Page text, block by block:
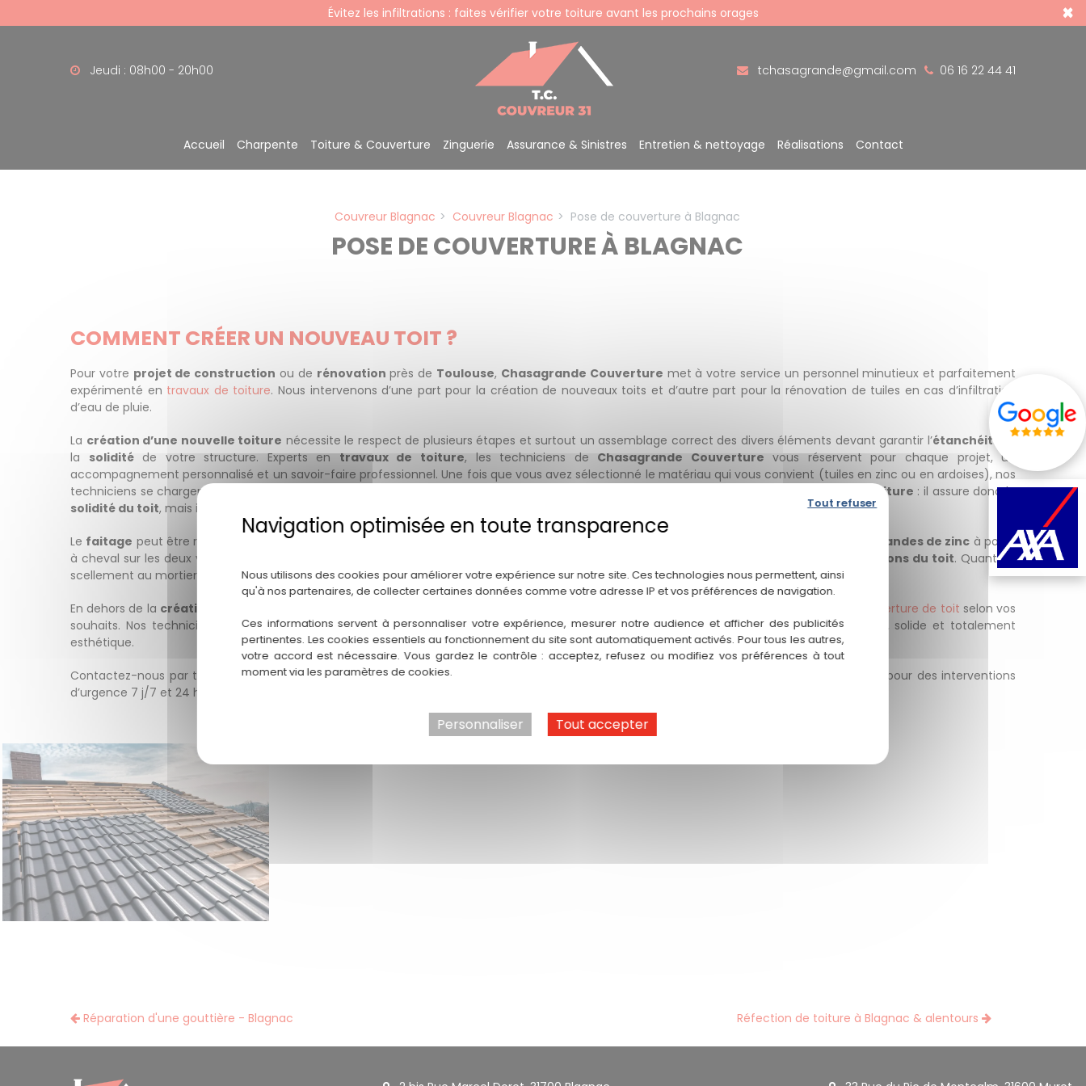
Évitez les infiltrations : faites vérifier votre toiture avant les prochains orages ×
Jeudi : 08h00 - 20h00 tchasagrande@gmail.com 06 16 22 44 41
Accueil Charpente Toiture & Couverture Zinguerie Assurance & Sinistres Entretien & nettoyage Réalisations Contact
Couvreur Blagnac Couvreur Blagnac Pose de couverture à Blagnac
POSE DE COUVERTURE À BLAGNAC
COMMENT CRÉER UN NOUVEAU TOIT ?
Pour votre projet de construction ou de rénovation près de Toulouse, Chasagrande Couverture met à votre service un personnel minutieux et parfaitement
expérimenté en travaux de toiture. Nous intervenons d’une part pour la création de nouveaux toits et d’autre part pour la rénovation de tuiles en cas d’infiltration
d’eau de pluie.
La création d’une nouvelle toiture nécessite le respect de plusieurs étapes et surtout un assemblage correct des divers éléments devant garantir l’étanchéité
et
la soliditéde votre structure. Experts entravaux de toiture, les techniciens de Chasagrande Couverture vous réservent pour chaque projet, un
accompagnement personnalisé et un savoir-faire professionnel. Une fois que vous avez sélectionné le matériau qui vous convient (tuiles en zinc ou en ardoises), nos
techniciens se chargent de
toiture : il assure donc la
solidité du toit, mais il permet surtout de
Le faitage peut être réalisé à l’aide de tuiles faîtières classiques, qui sont souvent conçues avec du mortier. Mais on peut aussi utiliser des bandes de zinc à poser
à cheval sur les deux versants du
absorber les pressions du toit. Quant au
scellement au mortier, il consiste à réaliser un bloc compact en associant lestuiles faîtièreset l’ensemble de la couverture.
En dehors de la création de faitages création d’ouverture de toit selon vos
souhaits. Nos techniciens se chargent enfin d’installer vos tuileset de les raccorder entre elles pour vouscréer une toiture étanche
, solide et totalement
esthétique.
Contactez-nous par téléphone au 05 67 06 92 02 ou au 06 16 22 44 41, et par mail à tchasagrande@gmail.com. Nous sommes disponibles pour des interventions
d’urgence 7 j/7 et 24 h/24.
Réparation d'une gouttière - Blagnac Réfection de toiture à Blagnac & alentours
Nous utilisons des cookies pour améliorer votre expérience sur notre site. Ces technologies nous permettent, ainsi
qu'à nos partenaires, de collecter certaines données comme votre adresse IP et vos préférences de navigation.
Ces informations servent à personnaliser votre expérience, mesurer notre audience et afficher des publicités
pertinentes. Les cookies essentiels au fonctionnement du site sont automatiquement activés. Pour tous les autres,
votre accord est nécessaire. Vous gardez le contrôle : acceptez, refusez ou modifiez vos préférences à tout
moment via les paramètres de cookies.
Tout accepter
Tout refuser
Personnaliser